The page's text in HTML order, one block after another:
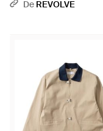
De REVOLVE